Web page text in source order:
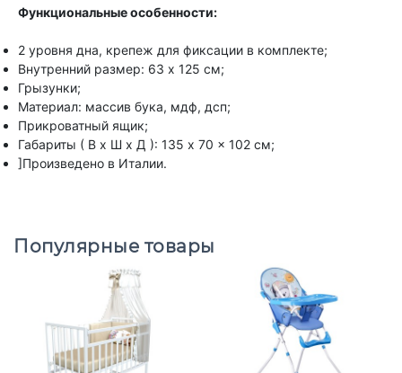
Функциональные особенности:
2 уровня дна, крепеж для фиксации в комплекте;
Внутренний размер: 63 х 125 см;
Грызунки;
Материал: массив бука, мдф, дсп;
Прикроватный ящик;
Габариты ( В х Ш х Д ): 135 x 70 x 102 см;
]Произведено в Италии.
Популярные товары